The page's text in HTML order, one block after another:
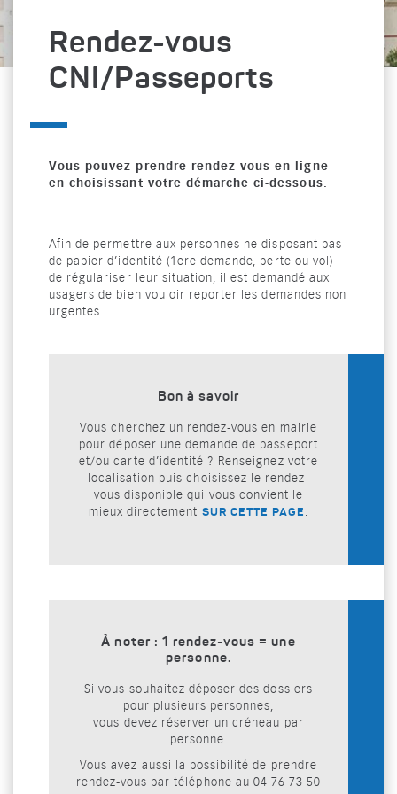
Rendez-vous
CNI/Passeports
Vous pouvez prendre rendez-vous en ligne
en choisissant votre démarche ci-dessous.
Afin de permettre aux personnes ne disposant pas
de papier d’identité (1ere demande, perte ou vol)
de régulariser leur situation, il est demandé aux
usagers de bien vouloir reporter les demandes non
urgentes.
Bon à savoir
Vous cherchez un rendez-vous en mairie
pour déposer une demande de passeport
et/ou carte d’identité ? Renseignez votre
localisation puis choisissez le rendez-
vous disponible qui vous convient le
mieux directement SUR CETTE PAGE .
À noter : 1 rendez-vous = une
personne.
Si vous souhaitez déposer des dossiers
pour plusieurs personnes,
vous devez réserver un créneau par
personne.
Vous avez aussi la possibilité de prendre
rendez-vous par téléphone au 04 76 73 50